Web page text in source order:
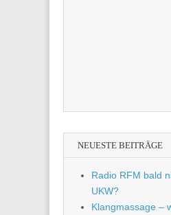
NEUESTE BEITRÄGE
Radio RFM bald
UKW?
Klangmassage –